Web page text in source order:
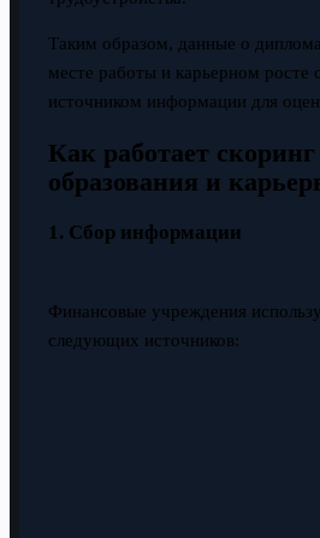
Таким образом, данные о
месте работы и карьерном росте
источником информации для
Как работает скоринг
образования и
1. Сбор информации
Финансовые учреждения
следующих источников: